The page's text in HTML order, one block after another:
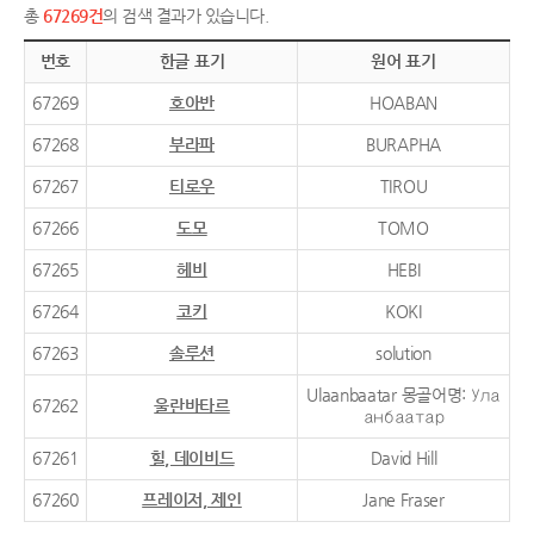
총 67269건의 검색 결과가 있습니다.
번호 한글 표기 원어 표기
67269 호아반 HOABAN
67268 부라파 BURAPHA
67267 티로우 TIROU
67266 도모 TOMO
67265 헤비 HEBI
67264 코키 KOKI
67263 솔루션 solution
67262 울란바타르
Ulaanbaatar 몽골어명: Ула
анбаатар
67261 힐, 데이비드 David Hill
67260 프레이저, 제인 Jane Fraser